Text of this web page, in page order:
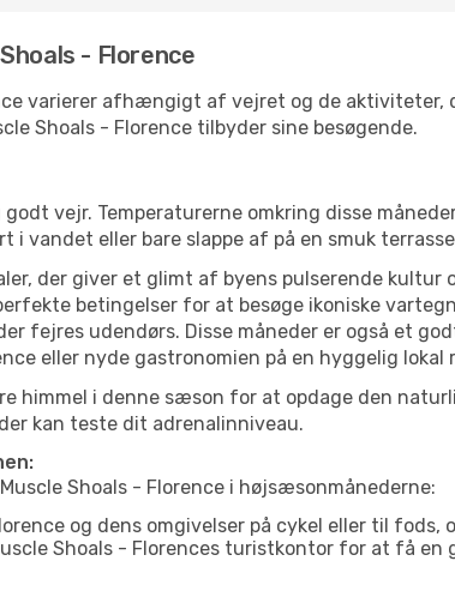
- Florence
varierer afhængigt af vejret og de aktiviteter,
Shoals - Florence tilbyder sine besøgende.
vejr. Temperaturerne omkring disse
eller bare slappe af på en smuk
der giver et glimt af byens pulserende kultur
betingelser for at besøge ikoniske
fejres udendørs. Disse måneder er også et
eller nyde gastronomien på en hyggelig lokal
himmel i denne sæson for at opdage den
kan teste dit adrenalinniveau.
Shoals - Florence i højsæsonmånederne:
og dens omgivelser på cykel eller til
Shoals - Florences turistkontor for at få